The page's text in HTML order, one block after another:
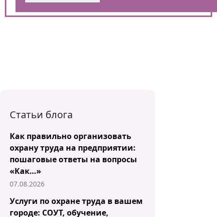
Статьи блога
Как правильно организовать
охрану труда на предприятии:
пошаговые ответы на вопросы
«Как…»
07.08.2026
Услуги по охране труда в вашем
городе: СОУТ, обучение,